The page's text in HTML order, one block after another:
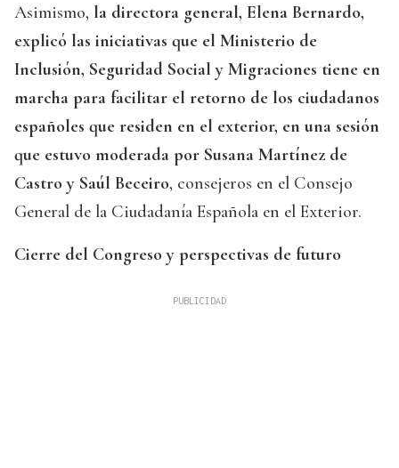
Asimismo, la directora general, Elena Bernardo,
explicó las iniciativas que el Ministerio de
Inclusión, Seguridad Social y Migraciones tiene en
marcha para facilitar el retorno de los ciudadanos
españoles que residen en el exterior, en una sesión
que estuvo moderada por Susana Martínez de
Castro y Saúl Beceiro, consejeros en el Consejo
General de la Ciudadanía Española en el Exterior.
Cierre del Congreso y perspectivas de futuro